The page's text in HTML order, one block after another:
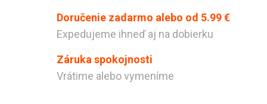
Doručenie zadarmo alebo od 5.99 €
Expedujeme ihneď aj na dobierku
Záruka spokojnosti
Vrátime alebo vymeníme